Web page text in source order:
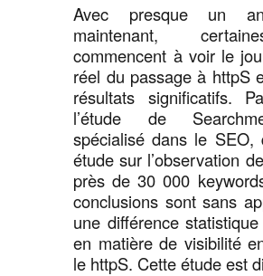
Avec presque un
maintenant,
commencent à voir le
réel du passage à httpS
résultats significatifs.
l’étude de
spécialisé dans le SEO,
étude sur l’observation
près de 30 000
conclusions sont sans
une différence
en matière de visibilité
le httpS. Cette étude est